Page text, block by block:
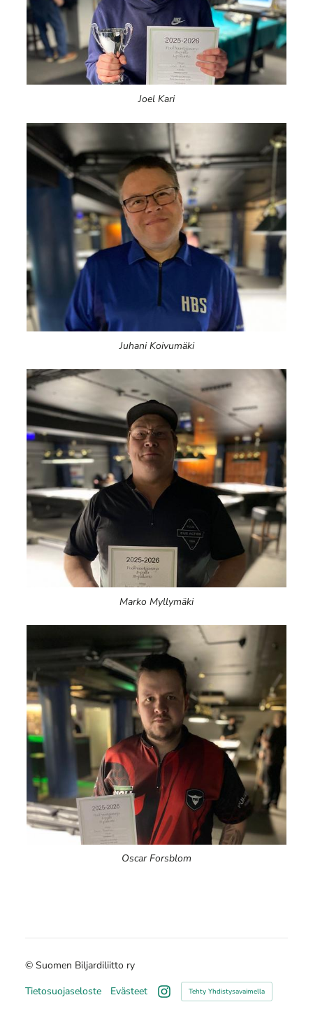
Joel Kari
Juhani Koivumäki
Marko Myllymäki
Oscar Forsblom
© Suomen Biljardiliitto ry
Tietosuojaseloste
Evästeet
Instagram
Tehty Yhdistysavaimella